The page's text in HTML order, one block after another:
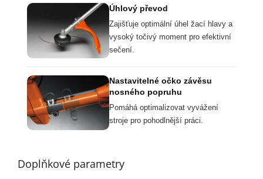
Úhlový převod
Zajišťuje optimální úhel žací hlavy a
vysoký točivý moment pro efektivní
sečení.
Nastavitelné očko závěsu
nosného popruhu
Pomáhá optimalizovat vyvážení
stroje pro pohodlnější práci.
Doplňkové parametry